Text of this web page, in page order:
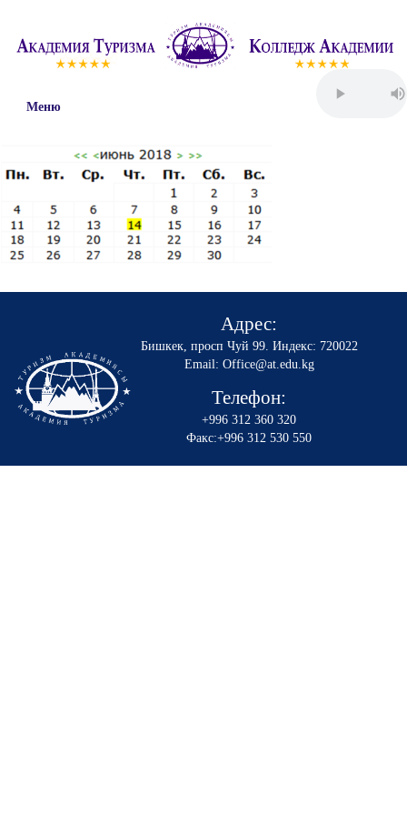
Меню
Адрес:
Бишкек, просп Чуй 99. Индекс: 720022
Email: Office@at.edu.kg
Телефон:
+996 312 360 320
Факс:+996 312 530 550